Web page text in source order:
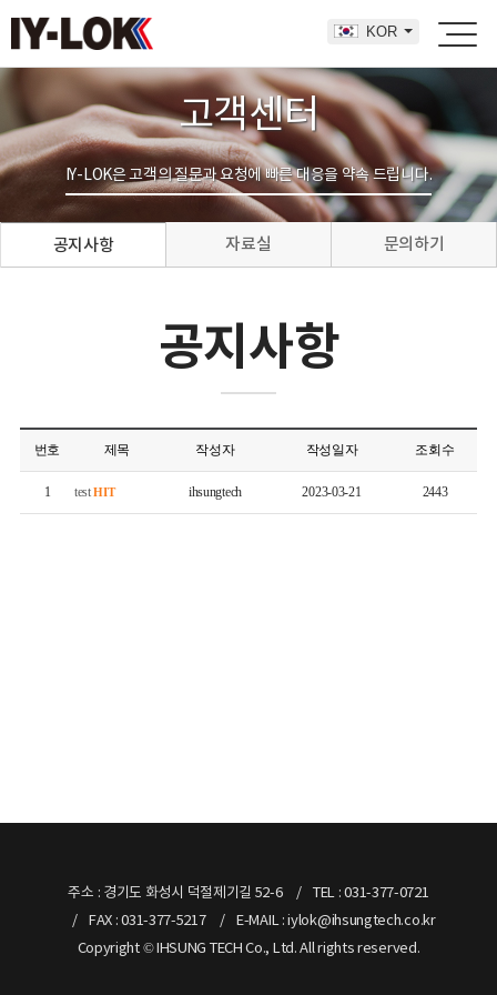
KOR
고객센터
IY-LOK은 고객의 질문과 요청에 빠른 대응을 약속 드립니다.
공지사항 자료실 문의하기
공지사항
번호 제목 작성자 작성일자 조회수
1 testHIT ihsungtech 2023-03-21 2443
주소 : 경기도 화성시 덕절제기길 52-6
TEL : 031-377-0721
FAX : 031-377-5217
E-MAIL : iylok@ihsungtech.co.kr
Copyright © IHSUNG TECH Co., Ltd. All rights reserved.